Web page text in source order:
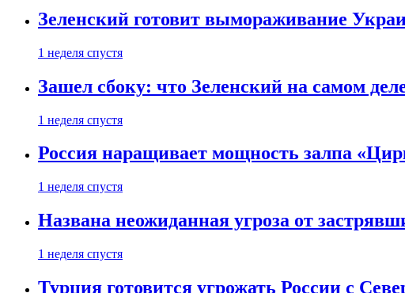
Зеленский готовит вымораживание
1 неделя спустя
Зашел сбоку: что Зеленский на самом
1 неделя спустя
Россия наращивает мощность залпа
1 неделя спустя
Названа неожиданная угроза от
1 неделя спустя
Турция готовится угрожать России с